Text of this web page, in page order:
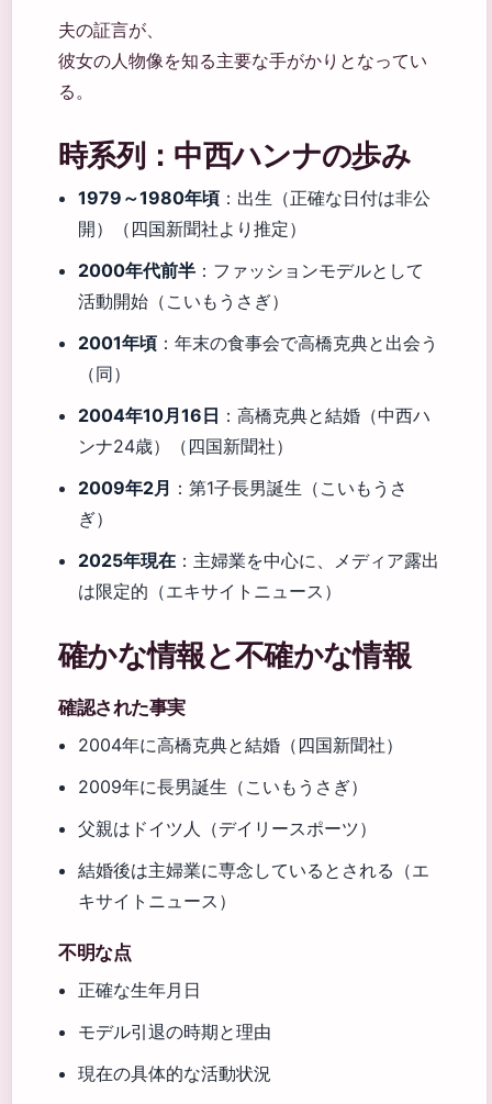
夫の証言が、
彼女の人物像を知る主要な手がかりとなってい
る。
時系列：中西ハンナの歩み
1979～1980年頃 ：出生（正確な日付は非公
開）（四国新聞社より推定）
2000年代前半 ：ファッションモデルとして
活動開始（こいもうさぎ）
2001年頃 ：年末の食事会で高橋克典と出会う
（同）
2004年10月16日 ：高橋克典と結婚（中西ハ
ンナ24歳）（四国新聞社）
2009年2月 ：第1子長男誕生（こいもうさ
ぎ）
2025年現在 ：主婦業を中心に、メディア露出
は限定的（エキサイトニュース）
確かな情報と不確かな情報
確認された事実
2004年に高橋克典と結婚（四国新聞社）
2009年に長男誕生（こいもうさぎ）
父親はドイツ人（デイリースポーツ）
結婚後は主婦業に専念しているとされる（エ
キサイトニュース）
不明な点
正確な生年月日
モデル引退の時期と理由
現在の具体的な活動状況